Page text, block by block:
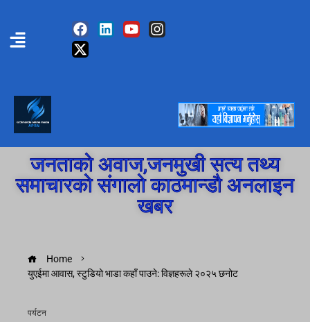
जनताको अवाज,जनमुखी सत्य तथ्य
समाचारको संगालो काठमान्डौ अनलाइन
खबर
Home
युएईमा आवास, स्टुडियो भाडा कहाँ पाउने: विज्ञहरूले २०२५ छनोट
पर्यटन